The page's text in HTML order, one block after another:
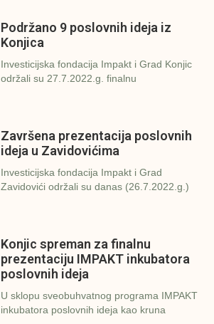
Podržano 9 poslovnih ideja iz
Konjica
Investicijska fondacija Impakt i Grad Konjic
održali su 27.7.2022.g. finalnu
Završena prezentacija poslovnih
ideja u Zavidovićima
Investicijska fondacija Impakt i Grad
Zavidovići održali su danas (26.7.2022.g.)
Konjic spreman za finalnu
prezentaciju IMPAKT inkubatora
poslovnih ideja
U sklopu sveobuhvatnog programa IMPAKT
inkubatora poslovnih ideja kao kruna